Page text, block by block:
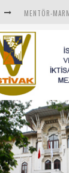
MENTÖR-
“RUH VE
SAHNE
MARMARA
İMZA GÜNÜ
İSTİVAK 2025
İSTİVAK 2025